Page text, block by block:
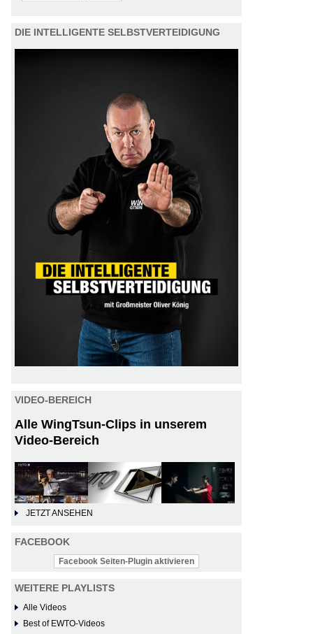
DIE INTELLIGENTE SELBSTVERTEIDIGUNG
VIDEO-BEREICH
Alle WingTsun-Clips in unserem
Video-Bereich
JETZT ANSEHEN
FACEBOOK
Facebook Seiten-Plugin aktivieren
WEITERE PLAYLISTS
Alle Videos
Best of EWTO-Videos